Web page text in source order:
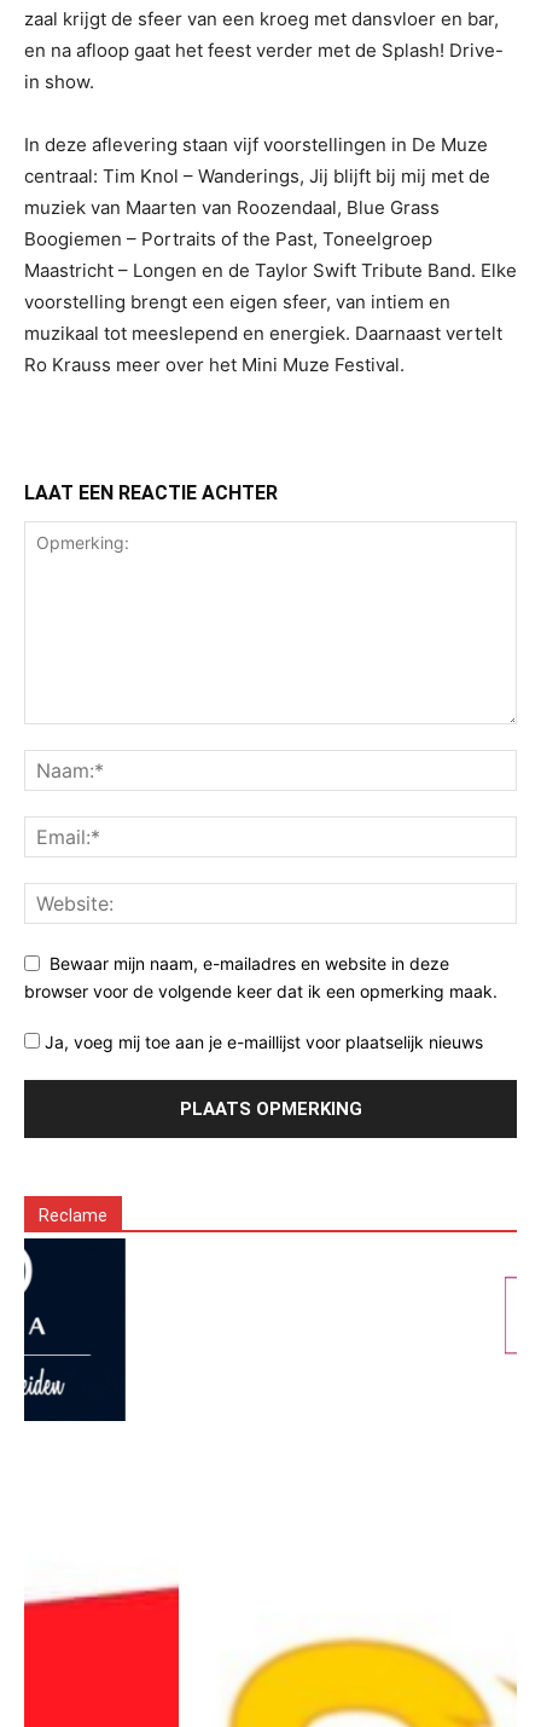
zaal krijgt de sfeer van een kroeg met dansvloer en bar,
en na afloop gaat het feest verder met de Splash! Drive-
in show.
In deze aflevering staan vijf voorstellingen in De Muze
centraal: Tim Knol – Wanderings, Jij blijft bij mij met de
muziek van Maarten van Roozendaal, Blue Grass
Boogiemen – Portraits of the Past, Toneelgroep
Maastricht – Longen en de Taylor Swift Tribute Band. Elke
voorstelling brengt een eigen sfeer, van intiem en
muzikaal tot meeslepend en energiek. Daarnaast vertelt
Ro Krauss meer over het Mini Muze Festival.
LAAT EEN REACTIE ACHTER
Bewaar mijn naam, e-mailadres en website in deze
browser voor de volgende keer dat ik een opmerking maak.
Ja, voeg mij toe aan je e-maillijst voor plaatselijk nieuws
Reclame